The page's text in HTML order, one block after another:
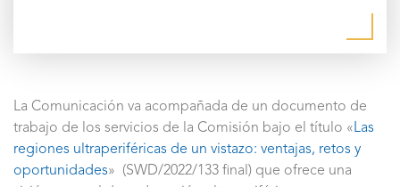
La Comunicación va acompañada de un documento de
trabajo de los servicios de la Comisión bajo el título «Las
regiones ultraperiféricas de un vistazo: ventajas, retos y
oportunidades» (SWD/2022/133 final) que ofrece una